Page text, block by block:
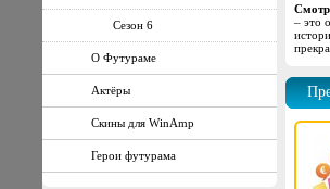
Сезон 6
О Футураме
Актёры
Скины для WinAmp
Герои футурама
– это